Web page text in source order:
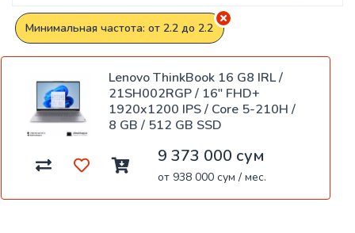
Минимальная частота: от 2.2 до 2.2
Lenovo ThinkBook 16 G8 IRL /
21SH002RGP / 16" FHD+
1920x1200 IPS / Core 5-210H /
8 GB / 512 GB SSD
9 373 000 сум
от 938 000 сум / мес.